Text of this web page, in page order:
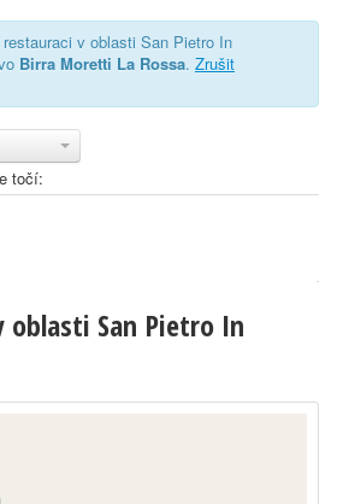
restauraci v oblasti San Pietro In
Birra Moretti La Rossa. Zrušit
točí:
oblasti San Pietro In